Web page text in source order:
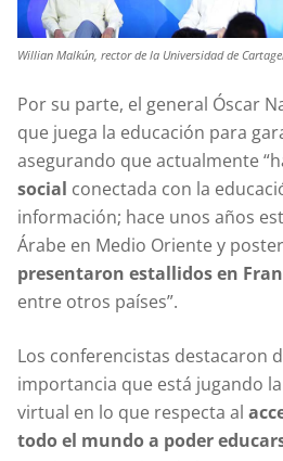
Willian Malkún, rector de la Universidad de
Por su parte, el general Óscar
que juega la educación para
asegurando que actualmente
social conectada con la
información; hace unos años
Árabe en Medio Oriente y
presentaron estallidos en
entre otros países”.
Los conferencistas destacaron
importancia que está jugando
virtual en lo que respecta al
todo el mundo a poder